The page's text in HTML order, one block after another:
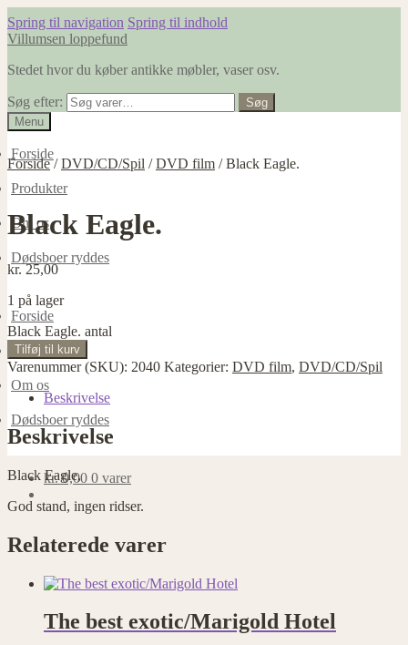
Spring til navigation Spring til indhold
Villumsen loppefund
Stedet hvor du køber antikke møbler, vaser osv.
Søg efter:
Søg
Menu
Forside
Produkter
Om os
Dødsboer ryddes
Forside
Produkter
Om os
Dødsboer ryddes
kr.0,00 0 varer
Forside/DVD/CD/Spil /DVD film /Black Eagle.
Black Eagle.
kr.25,00
1 på lager
Black Eagle. antal
Tilføj til kurv
Varenummer (SKU): 2040 Kategorier: DVD film, DVD/CD/Spil
Beskrivelse
Beskrivelse
Black Eagle,
God stand, ingen ridser.
Relaterede varer
The best exotic/Marigold Hotel
Nødvendige
cookies
hjælper med at
gøre en
brugbar ved at
aktivere
funktioner
navigation og
adgang til